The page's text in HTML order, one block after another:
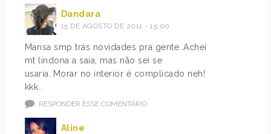
Dandara
15 DE AGOSTO DE 2011 - 15:00
Marisa smp trás novidades pra gente..Achei
mt lindona a saia, mas não sei se
usaria..Morar no interior é complicado neh!
kkk..
RESPONDER ESSE COMENTÁRIO
Aline